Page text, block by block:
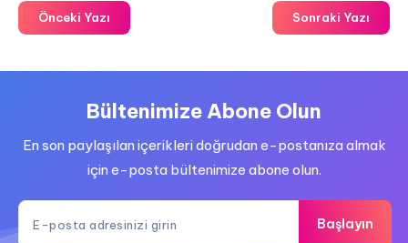
Önceki Yazı Sonraki Yazı
Bültenimize Abone Olun
En son paylaşılan içerikleri doğrudan e-postanıza almak
için e-posta bültenimize abone olun.
Başlayın